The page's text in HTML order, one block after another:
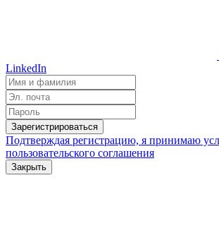
LinkedIn
Зарегистрироваться
Подтверждая регистрацию, я принимаю
пользовательского соглашения
Закрыть